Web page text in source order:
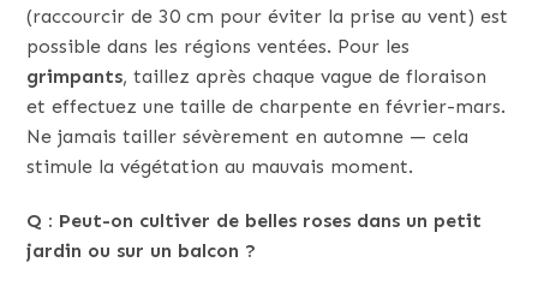
(raccourcir de 30 cm pour éviter la prise au vent) est
possible dans les régions ventées. Pour les
grimpants, taillez après chaque vague de floraison
et effectuez une taille de charpente en février-mars.
Ne jamais tailler sévèrement en automne — cela
stimule la végétation au mauvais moment.
Q : Peut-on cultiver de belles roses dans un petit
jardin ou sur un balcon ?